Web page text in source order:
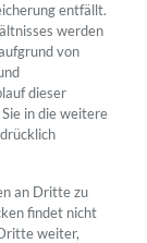
entfällt.
werden
von
dieser
in die weitere
an Dritte zu
findet nicht
weiter,